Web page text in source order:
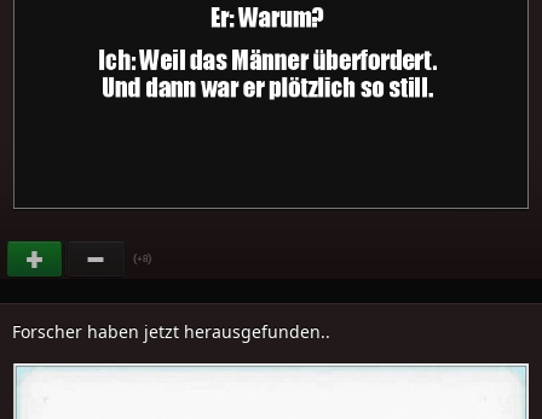
(+8)
Forscher haben jetzt herausgefunden..